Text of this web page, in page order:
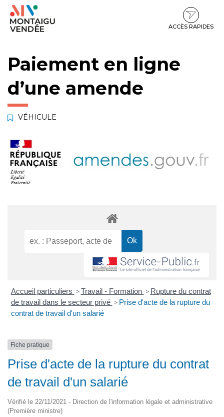
Gestion des traceurs
Aller
Aller
contenu
Aller
pied
ACCÈS RAPIDES
Paiement en ligne
d’une amende
VÉHICULE
Accueil particuliers > Travail - Formation > Rupture du contrat
de travail dans le secteur privé > Prise d'acte de la rupture du
contrat de travail d'un salarié
Fiche pratique
Prise d'acte de la rupture du contrat
de travail d'un salarié
Vérifié le 22/11/2021 - Direction de l'information légale et administrative
(Première ministre)